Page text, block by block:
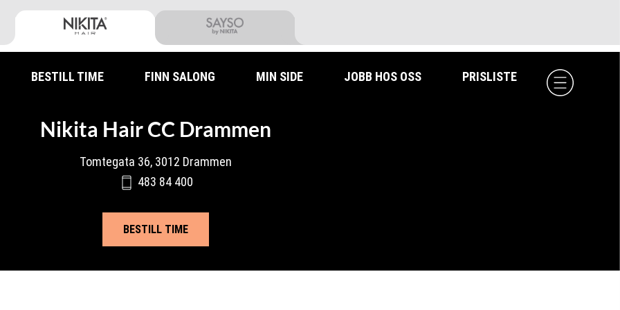
BESTILL TIME FINN SALONG MIN SIDE JOBB HOS OSS PRISLISTE
Nikita Hair CC Drammen
Tomtegata 36, 3012 Drammen
483 84 400
BESTILL TIME